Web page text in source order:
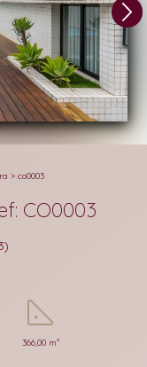
> co0003
CO0003
366,00 m²